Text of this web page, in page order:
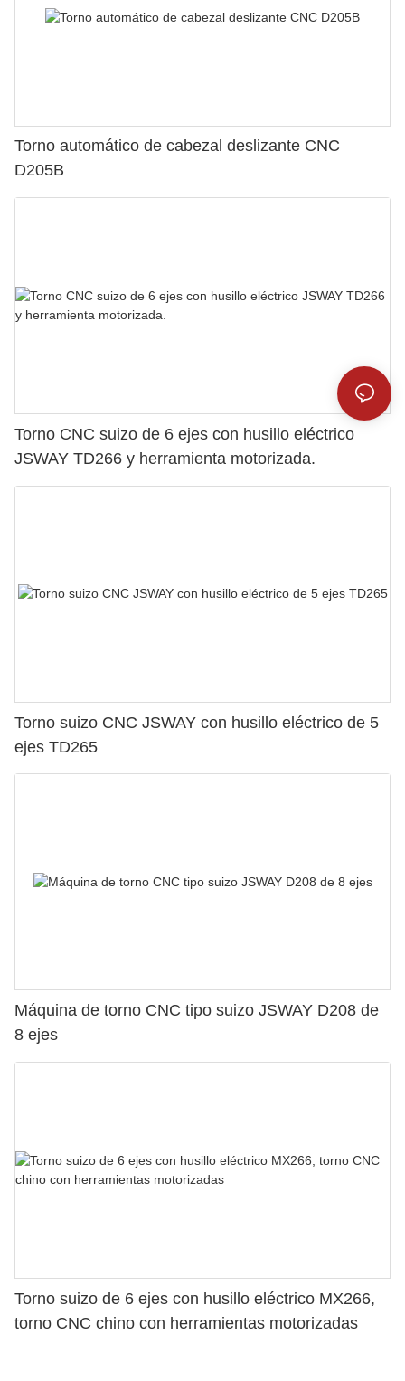
Torno automático de cabezal deslizante CNC
D205B
Torno CNC suizo de 6 ejes con husillo eléctrico
JSWAY TD266 y herramienta motorizada.
Torno suizo CNC JSWAY con husillo eléctrico de 5
ejes TD265
Máquina de torno CNC tipo suizo JSWAY D208 de
8 ejes
Torno suizo de 6 ejes con husillo eléctrico MX266,
torno CNC chino con herramientas motorizadas